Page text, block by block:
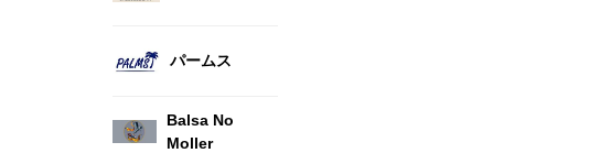
パームス
Balsa No
Moller